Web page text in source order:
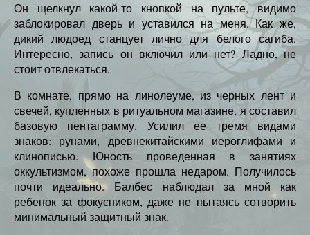
Он щелкнул какой-то кнопкой на пульте, видимо
заблокировал дверь и уставился на меня. Как же,
дикий людоед станцует лично для белого сагиба.
Интересно, запись он включил или нет? Ладно, не
стоит отвлекаться.
В комнате, прямо на линолеуме, из черных лент и
свечей, купленных в ритуальном магазине, я составил
базовую пентаграмму. Усилил ее тремя видами
знаков: рунами, древнекитайскими иероглифами и
клинописью. Юность проведенная в занятиях
оккультизмом, похоже прошла недаром. Получилось
почти идеально. Балбес наблюдал за мной как
ребенок за фокусником, даже не пытаясь сотворить
минимальный защитный знак.